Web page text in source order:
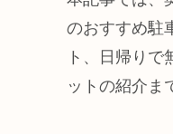
のおすすめ駐
ト、日帰り
ットの紹介ま